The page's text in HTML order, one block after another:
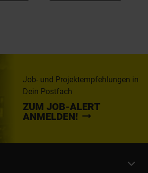
Job- und Projektempfehlungen in
Dein Postfach
ZUM JOB-ALERT
ANMELDEN!